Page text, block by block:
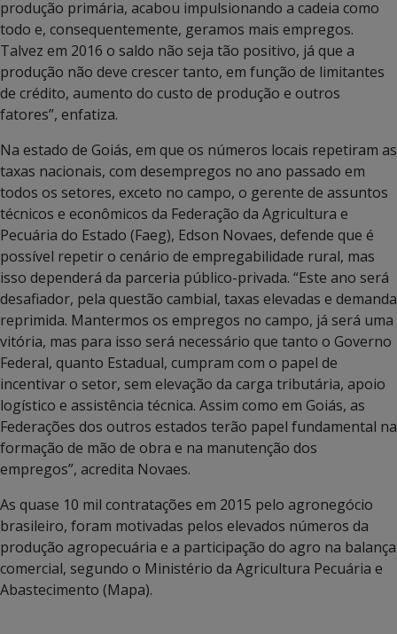
produção primária, acabou impulsionando a cadeia como
todo e, consequentemente, geramos mais empregos.
Talvez em 2016 o saldo não seja tão positivo, já que a
produção não deve crescer tanto, em função de limitantes
de crédito, aumento do custo de produção e outros
fatores”, enfatiza.
Na estado de Goiás, em que os números locais repetiram as
taxas nacionais, com desempregos no ano passado em
todos os setores, exceto no campo, o gerente de assuntos
técnicos e econômicos da Federação da Agricultura e
Pecuária do Estado (Faeg), Edson Novaes, defende que é
possível repetir o cenário de empregabilidade rural, mas
isso dependerá da parceria público-privada. “Este ano será
desafiador, pela questão cambial, taxas elevadas e demanda
reprimida. Mantermos os empregos no campo, já será uma
vitória, mas para isso será necessário que tanto o Governo
Federal, quanto Estadual, cumpram com o papel de
incentivar o setor, sem elevação da carga tributária, apoio
logístico e assistência técnica. Assim como em Goiás, as
Federações dos outros estados terão papel fundamental na
formação de mão de obra e na manutenção dos
empregos”, acredita Novaes.
As quase 10 mil contratações em 2015 pelo agronegócio
brasileiro, foram motivadas pelos elevados números da
produção agropecuária e a participação do agro na balança
comercial, segundo o Ministério da Agricultura Pecuária e
Abastecimento (Mapa).